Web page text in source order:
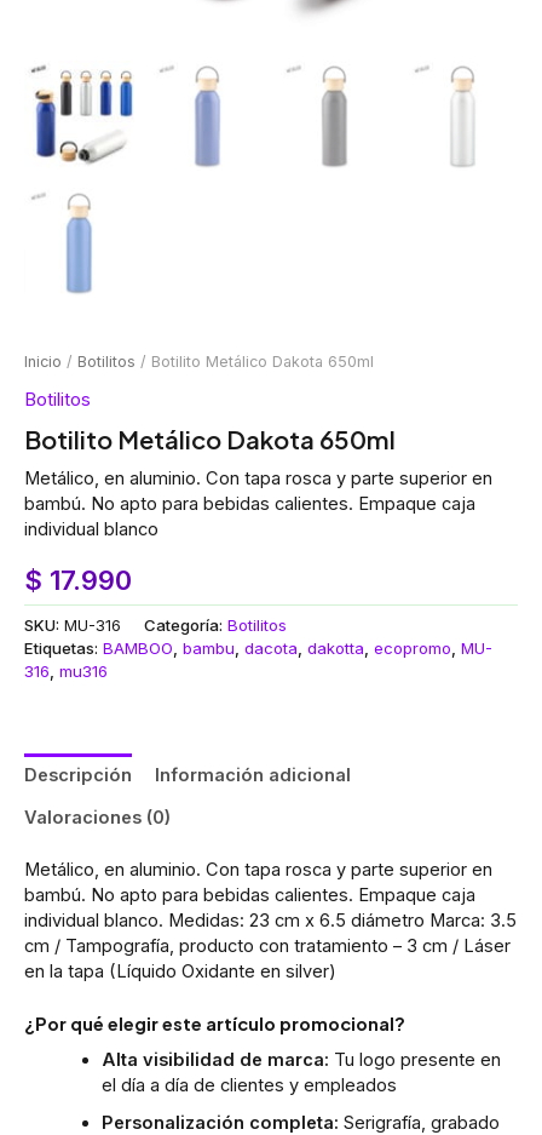
Inicio / Botilitos / Botilito Metálico Dakota 650ml
Botilitos
Botilito Metálico Dakota 650ml
Metálico, en aluminio. Con tapa rosca y parte superior en
bambú. No apto para bebidas calientes. Empaque caja
individual blanco
$ 17.990
SKU: MU-316 Categoría: Botilitos
Etiquetas: BAMBOO bambu dacota dakotta ecopromo MU-
316 mu316
Descripción
Información adicional
Valoraciones (0)
Metálico, en aluminio. Con tapa rosca y parte superior en
bambú. No apto para bebidas calientes. Empaque caja
individual blanco. Medidas: 23 cm x 6.5 diámetro Marca: 3.5
cm / Tampografía, producto con tratamiento – 3 cm / Láser
en la tapa (Líquido Oxidante en silver)
¿Por qué elegir este artículo promocional?
Alta visibilidad de marca: Tu logo presente en
el día a día de clientes y empleados
Personalización completa: Serigrafía, grabado